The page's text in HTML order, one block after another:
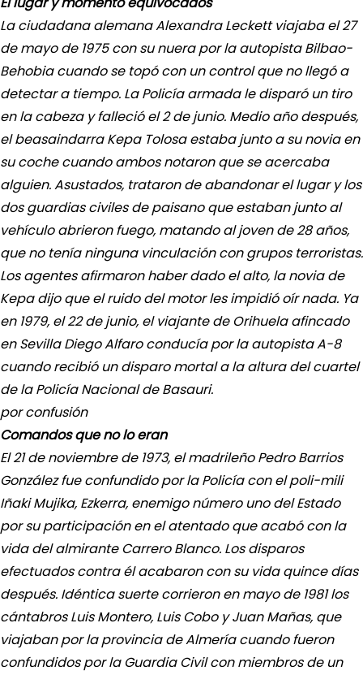
La ciudadana alemana Alexandra Leckett viajaba el 27
de mayo de 1975 con su nuera por la autopista Bilbao-
Behobia cuando se topó con un control que no llegó a
detectar a tiempo. La Policía armada le disparó un tiro
en la cabeza y falleció el 2 de junio. Medio año después,
el beasaindarra Kepa Tolosa estaba junto a su novia en
su coche cuando ambos notaron que se acercaba
alguien. Asustados, trataron de abandonar el lugar y los
dos guardias civiles de paisano que estaban junto al
vehículo abrieron fuego, matando al joven de 28 años,
que no tenía ninguna vinculación con grupos terroristas.
Los agentes afirmaron haber dado el alto, la novia de
Kepa dijo que el ruido del motor les impidió oír nada. Ya
en 1979, el 22 de junio, el viajante de Orihuela afincado
en Sevilla Diego Alfaro conducía por la autopista A-8
cuando recibió un disparo mortal a la altura del cuartel
de la Policía Nacional de Basauri.
por confusión
Comandos que no lo eran
El 21 de noviembre de 1973, el madrileño Pedro Barrios
González fue confundido por la Policía con el poli-mili
Iñaki Mujika, Ezkerra, enemigo número uno del Estado
por su participación en el atentado que acabó con la
vida del almirante Carrero Blanco. Los disparos
efectuados contra él acabaron con su vida quince días
después. Idéntica suerte corrieron en mayo de 1981 los
cántabros Luis Montero, Luis Cobo y Juan Mañas, que
viajaban por la provincia de Almería cuando fueron
confundidos por la Guardia Civil con miembros de un